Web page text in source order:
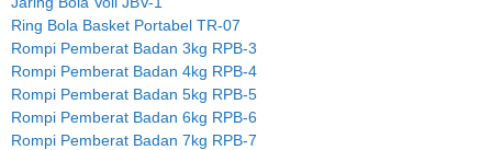
Ring Bola Basket Portabel TR-07
Rompi Pemberat Badan 3kg RPB-3
Rompi Pemberat Badan 4kg RPB-4
Rompi Pemberat Badan 5kg RPB-5
Rompi Pemberat Badan 6kg RPB-6
Rompi Pemberat Badan 7kg RPB-7